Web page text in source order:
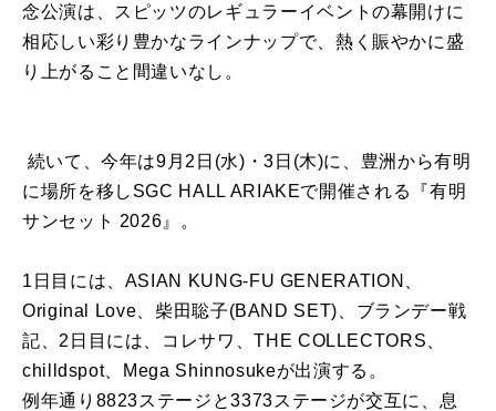
念公演は、スピッツのレギュラーイベントの幕開けに
相応しい彩り豊かなラインナップで、熱く賑やかに盛
り上がること間違いなし。
続いて、今年は9月2日(水)・3日(木)に、豊洲から有明
に場所を移しSGC HALL ARIAKEで開催される『有明
サンセット 2026』。
1日目には、ASIAN KUNG-FU GENERATION、
Original Love、柴田聡子(BAND SET)、ブランデー戦
記、2日目には、コレサワ、THE COLLECTORS、
chilldspot、Mega Shinnosukeが出演する。
例年通り8823ステージと3373ステージが交互に、息